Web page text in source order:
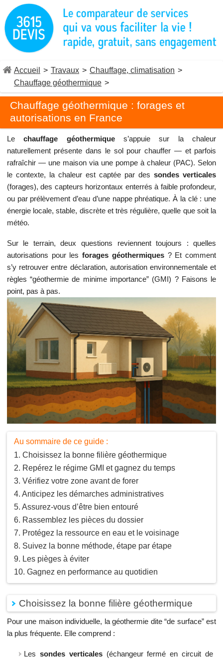
Accueil > Travaux > Chauffage, climatisation >
Chauffage géothermique >
Chauffage géothermique : forages et
autorisations en France
Lechauffage géothermiques’appuie sur la chaleur
naturellement présente dans le sol pour chauffer — et parfois
rafraîchir — une maison via une pompe à chaleur (PAC). Selon
le contexte, la chaleur est captée par dessondes verticales
(forages), des capteurs horizontaux enterrés à faible profondeur,
ou par prélèvement d’eau d’une nappe phréatique. À la clé : une
énergie locale, stable, discrète et très régulière, quelle que soit la
météo.
Sur le terrain, deux questions reviennent toujours : quelles
autorisations pour lesforages géothermiques? Et comment
s’y retrouver entre déclaration, autorisation environnementale et
règles “géothermie de minime importance” (GMI) ? Faisons le
point, pas à pas.
Au sommaire de ce guide :
Choisissez la bonne filière géothermique
Repérez le régime GMI et gagnez du temps
Vérifiez votre zone avant de forer
Anticipez les démarches administratives
Assurez-vous d’être bien entouré
Rassemblez les pièces du dossier
Protégez la ressource en eau et le voisinage
Suivez la bonne méthode, étape par étape
Les pièges à éviter
Gagnez en performance au quotidien
Choisissez la bonne filière géothermique
Pour une maison individuelle, la géothermie dite “de surface” est
la plus fréquente. Elle comprend :
Les sondes verticales(échangeur fermé en circuit de